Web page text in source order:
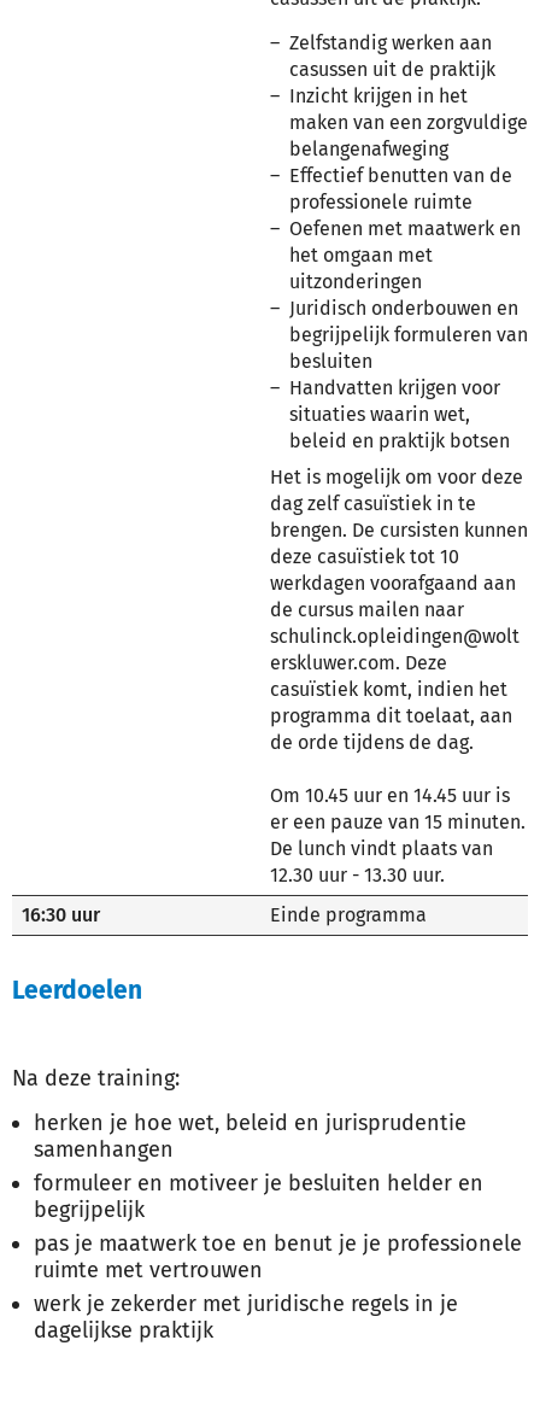
Zelfstandig werken aan
casussen uit de praktijk
Inzicht krijgen in het
maken van een zorgvuldige
belangenafweging
Effectief benutten van de
professionele ruimte
Oefenen met maatwerk en
het omgaan met
uitzonderingen
Juridisch onderbouwen en
begrijpelijk formuleren van
besluiten
Handvatten krijgen voor
situaties waarin wet,
beleid en praktijk botsen
Het is mogelijk om voor deze
dag zelf casuïstiek in te
brengen. De cursisten kunnen
deze casuïstiek tot 10
werkdagen voorafgaand aan
de cursus mailen naar
schulinck.opleidingen@wolt
erskluwer.com. Deze
casuïstiek komt, indien het
programma dit toelaat, aan
de orde tijdens de dag.
Om 10.45 uur en 14.45 uur is
er een pauze van 15 minuten.
De lunch vindt plaats van
12.30 uur - 13.30 uur.
16:30 uur
Einde programma
Leerdoelen
Na deze training:
herken je hoe wet, beleid en jurisprudentie
samenhangen
formuleer en motiveer je besluiten helder en
begrijpelijk
pas je maatwerk toe en benut je je professionele
ruimte met vertrouwen
werk je zekerder met juridische regels in je
dagelijkse praktijk